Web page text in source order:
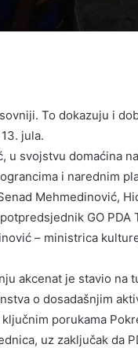
To dokazuju i
jula.
u svojstvu domaćina
i narednim
Mehmedinović,
GO PDA
– ministrica
akcenat je stavio na
o dosadašnjim
porukama
uz zaključak da